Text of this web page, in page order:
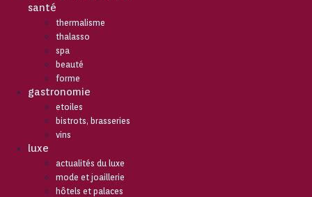
santé
thermalisme
thalasso
spa
beauté
forme
gastronomie
etoiles
bistrots, brasseries
vins
luxe
actualités du luxe
mode et joaillerie
hôtels et palaces